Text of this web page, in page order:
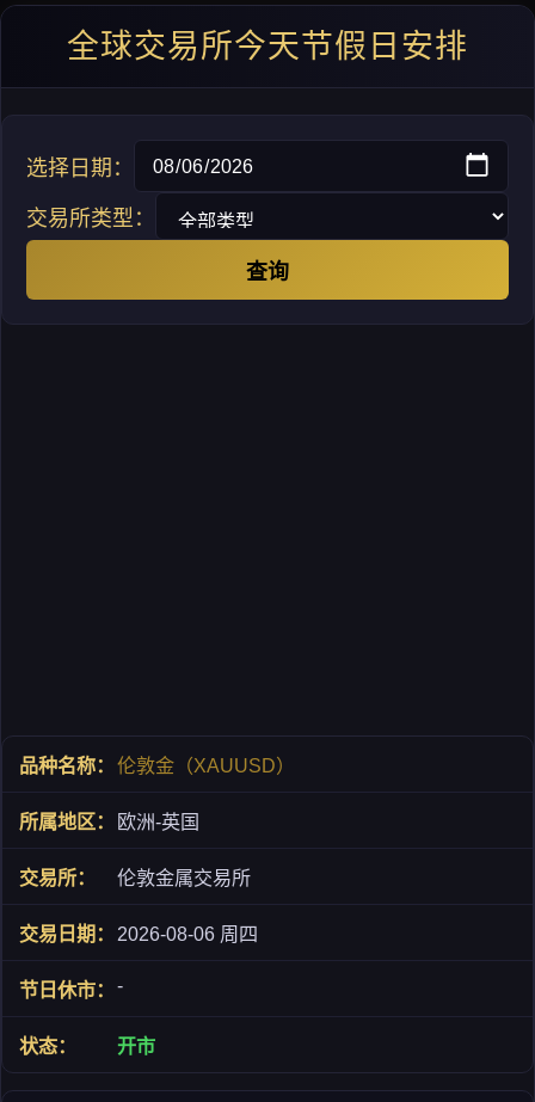
全球交易所今天节假日安排
选择日期：
交易所类型：
查询
伦敦金（XAUUSD）
欧洲-英国
伦敦金属交易所
2026-08-06 周四
-
开市